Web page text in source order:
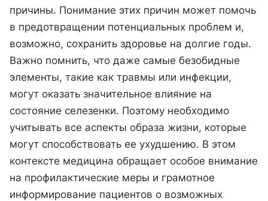
причины. Понимание этих причин может помочь
в предотвращении потенциальных проблем и,
возможно, сохранить здоровье на долгие годы.
Важно помнить, что даже самые безобидные
элементы, такие как травмы или инфекции,
могут оказать значительное влияние на
состояние селезенки. Поэтому необходимо
учитывать все аспекты образа жизни, которые
могут способствовать ее ухудшению. В этом
контексте медицина обращает особое внимание
на профилактические меры и грамотное
информирование пациентов о возможных